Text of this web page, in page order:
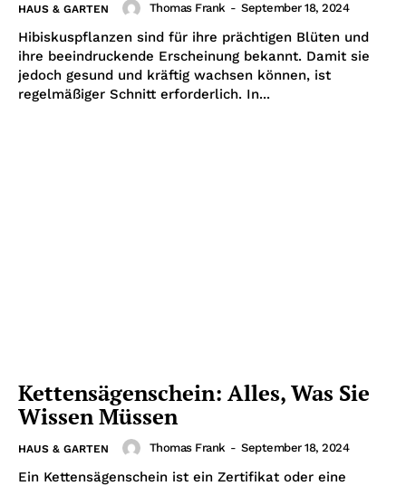
HAUS & GARTEN Thomas Frank - September 18, 2024
Hibiskuspflanzen sind für ihre prächtigen Blüten und
ihre beeindruckende Erscheinung bekannt. Damit sie
jedoch gesund und kräftig wachsen können, ist
regelmäßiger Schnitt erforderlich. In...
Kettensägenschein: Alles, Was Sie
Wissen Müssen
HAUS & GARTEN Thomas Frank - September 18, 2024
Ein Kettensägenschein ist ein Zertifikat oder eine